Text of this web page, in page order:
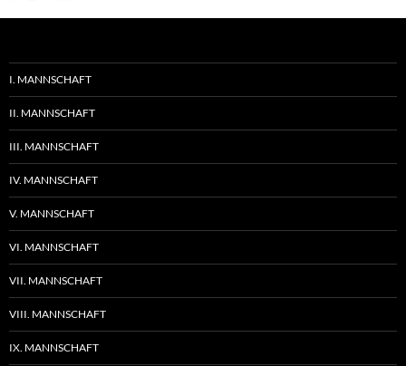
I. MANNSCHAFT
II. MANNSCHAFT
III. MANNSCHAFT
IV. MANNSCHAFT
V. MANNSCHAFT
VI. MANNSCHAFT
VII. MANNSCHAFT
VIII. MANNSCHAFT
IX. MANNSCHAFT